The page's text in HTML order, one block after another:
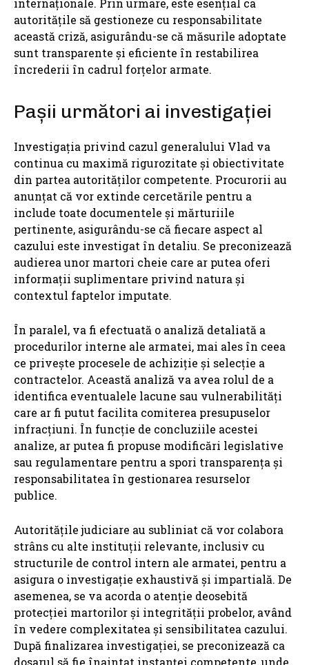
internaționale. Prin urmare, este esențial ca
autoritățile să gestioneze cu responsabilitate
această criză, asigurându-se că măsurile adoptate
sunt transparente și eficiente în restabilirea
încrederii în cadrul forțelor armate.
Pașii următori ai investigației
Investigația privind cazul generalului Vlad va
continua cu maximă rigurozitate și obiectivitate
din partea autorităților competente. Procurorii au
anunțat că vor extinde cercetările pentru a
include toate documentele și mărturiile
pertinente, asigurându-se că fiecare aspect al
cazului este investigat în detaliu. Se preconizează
audierea unor martori cheie care ar putea oferi
informații suplimentare privind natura și
contextul faptelor imputate.
În paralel, va fi efectuată o analiză detaliată a
procedurilor interne ale armatei, mai ales în ceea
ce privește procesele de achiziție și selecție a
contractelor. Această analiză va avea rolul de a
identifica eventualele lacune sau vulnerabilități
care ar fi putut facilita comiterea presupuselor
infracțiuni. În funcție de concluziile acestei
analize, ar putea fi propuse modificări legislative
sau regulamentare pentru a spori transparența și
responsabilitatea în gestionarea resurselor
publice.
Autoritățile judiciare au subliniat că vor colabora
strâns cu alte instituții relevante, inclusiv cu
structurile de control intern ale armatei, pentru a
asigura o investigație exhaustivă și impartială. De
asemenea, se va acorda o atenție deosebită
protecției martorilor și integrității probelor, având
în vedere complexitatea și sensibilitatea cazului.
După finalizarea investigației, se preconizează ca